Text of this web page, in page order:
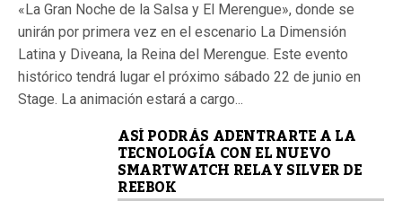
«La Gran Noche de la Salsa y El Merengue», donde se
unirán por primera vez en el escenario La Dimensión
Latina y Diveana, la Reina del Merengue. Este evento
histórico tendrá lugar el próximo sábado 22 de junio en
Stage. La animación estará a cargo...
ASÍ PODRÁS ADENTRARTE A LA
TECNOLOGÍA CON EL NUEVO
SMARTWATCH RELAY SILVER DE
REEBOK